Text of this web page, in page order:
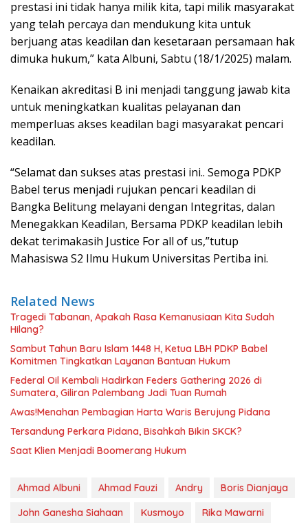
prestasi ini tidak hanya milik kita, tapi milik masyarakat
yang telah percaya dan mendukung kita untuk
berjuang atas keadilan dan kesetaraan persamaan hak
dimuka hukum,” kata Albuni, Sabtu (18/1/2025) malam.
Kenaikan akreditasi B ini menjadi tanggung jawab kita
untuk meningkatkan kualitas pelayanan dan
memperluas akses keadilan bagi masyarakat pencari
keadilan.
“Selamat dan sukses atas prestasi ini.. Semoga PDKP
Babel terus menjadi rujukan pencari keadilan di
Bangka Belitung melayani dengan Integritas, dalan
Menegakkan Keadilan, Bersama PDKP keadilan lebih
dekat terimakasih Justice For all of us,”tutup
Mahasiswa S2 Ilmu Hukum Universitas Pertiba ini.
Related News
Tragedi Tabanan, Apakah Rasa Kemanusiaan Kita Sudah
Hilang?
Sambut Tahun Baru Islam 1448 H, Ketua LBH PDKP Babel
Komitmen Tingkatkan Layanan Bantuan Hukum
Federal Oil Kembali Hadirkan Feders Gathering 2026 di
Sumatera, Giliran Palembang Jadi Tuan Rumah
Awas!Menahan Pembagian Harta Waris Berujung Pidana
Tersandung Perkara Pidana, Bisahkah Bikin SKCK?
Saat Klien Menjadi Boomerang Hukum
Ahmad Albuni Ahmad Fauzi Andry
Boris Dianjaya
John Ganesha Siahaan
Kusmoyo
Rika Mawarni